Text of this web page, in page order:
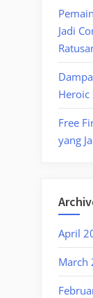
Jadi
Heroic
Free
yang
April
March